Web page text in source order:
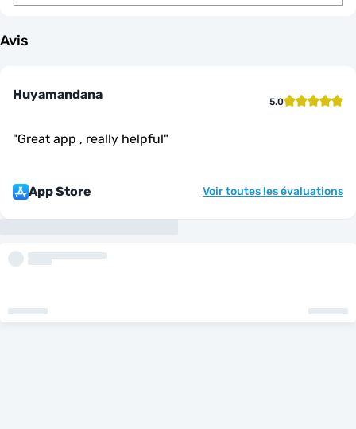
Avis
Huyamandana 5.0
"Great app , really helpful"
App Store Voir toutes les évaluations